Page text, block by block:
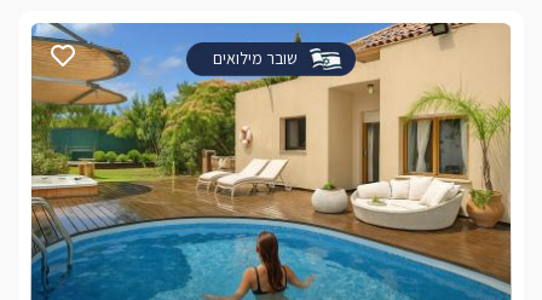
שובר מילואים